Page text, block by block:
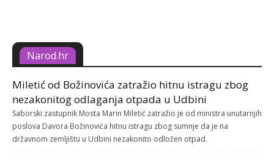
Narod.hr
Miletić od Božinovića zatražio hitnu istragu zbog
nezakonitog odlaganja otpada u Udbini
Saborski zastupnik Mosta Marin Miletić zatražio je od ministra unutarnjih
poslova Davora Božinovića hitnu istragu zbog sumnje da je na
državnom zemljištu u Udbini nezakonito odložen otpad.